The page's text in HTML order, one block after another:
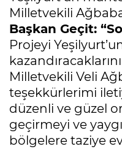
Milletvekili
Başkan Geçit:
Projeyi
Milletvekili Veli
teşekkürlerimi
düzenli ve güzel
geçirmeyi ve
bölgelere taziye